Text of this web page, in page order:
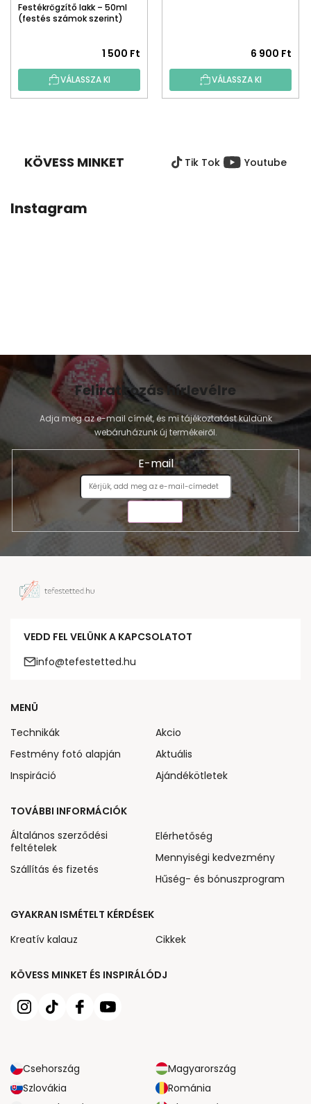
Festékrögzítő lakk – 50ml
(festés számok szerint)
1 500 Ft
VÁLASSZA KI
6 900 Ft
VÁLASSZA KI
KÖVESS MINKET Tik Tok Youtube
Instagram
Feliratkozás hírlevélre
Adja meg az e-mail címét, és mi tájékoztatást küldünk
webáruházunk új termékeiről.
E-mail
VEDD FEL VELÜNK A KAPCSOLATOT
info@tefestetted.hu
KÖVESS MINKET ÉS INSPIRÁLÓDJ
Csehország
Magyarország
Szlovákia
Románia
MENÜ
Technikák
Festmény fotó alapján
Inspiráció
Akcio
Aktuális
Ajándékötletek
TOVÁBBI INFORMÁCIÓK
Általános szerződési
feltételek
Szállítás és fizetés
Elérhetőség
Mennyiségi kedvezmény
Hűség- és bónuszprogram
GYAKRAN ISMÉTELT KÉRDÉSEK
Kreatív kalauz
Cikkek